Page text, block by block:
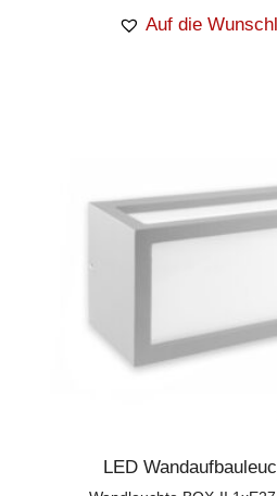
Auf die
LED